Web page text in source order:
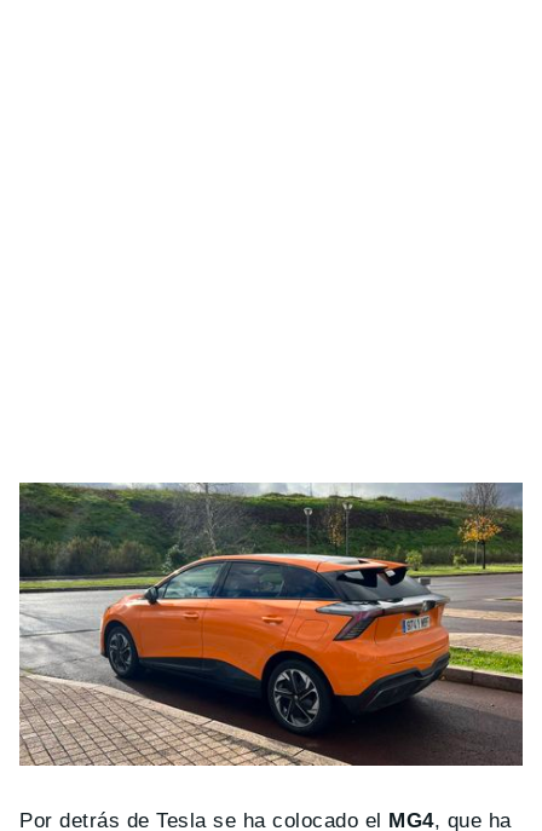
Por detrás de Tesla se ha colocado el MG4, que ha